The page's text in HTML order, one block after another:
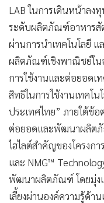
LAB ในการเดินหน้าลง
ระดับผลิตภัณฑ์อาหารสั
ผ่านการนำเทคโนโลยี
ผลิตภัณฑ์เชิงพาณิชย์ใน
การใช้งานและต่อยอดเ
สิทธิในการใช้งานเทคโน
ประเทศไทย” ภายใต้ข้
ต่อยอดและพัฒนาผลิตภั
ไฮไลต์สำคัญของโครงก
และ NMG™
พัฒนาผลิตภัณฑ์ โดยมุ่ง
เลี้ยงผ่านองค์ความรู้ด้า